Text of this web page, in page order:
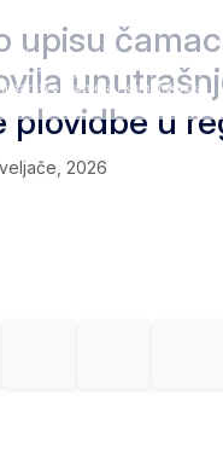
upisu
plovidbe u
veljače, 2026